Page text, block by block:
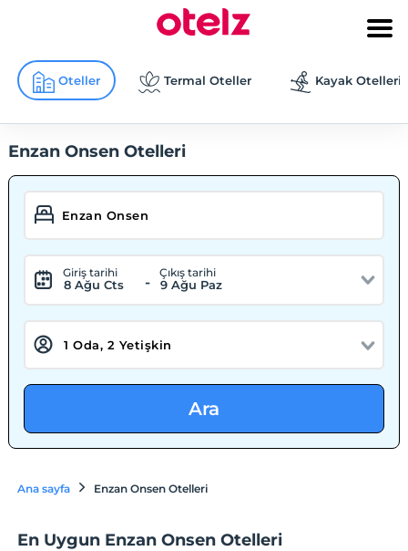
Oteller Termal Oteller Kayak Otelleri
Enzan Onsen Otelleri
Giriş tarihi
8 Ağu Cts -
Çıkış tarihi
9 Ağu Paz
Ara
Ana sayfa Enzan Onsen Otelleri
En Uygun Enzan Onsen Otelleri